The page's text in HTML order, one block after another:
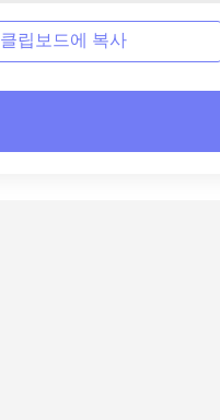
클립보드에 복사